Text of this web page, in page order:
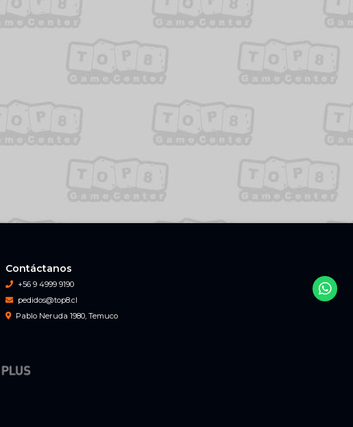
Contáctanos
+56 9 4999 9190
pedidos@top8.cl
Pablo Neruda 1980, Temuco